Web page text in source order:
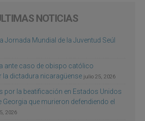
NOTICIAS
Jornada Mundial de la Juventud Seúl
ante caso de obispo católico
la dictadura nicaragüense julio 25, 2026
por la beatificación en Estados Unidos
Georgia que murieron defendiendo el
2026